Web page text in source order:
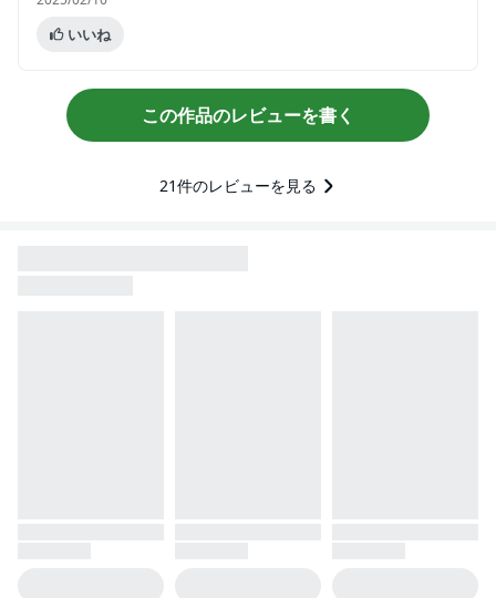
いいね
この作品のレビューを書く
21件のレビューを見る